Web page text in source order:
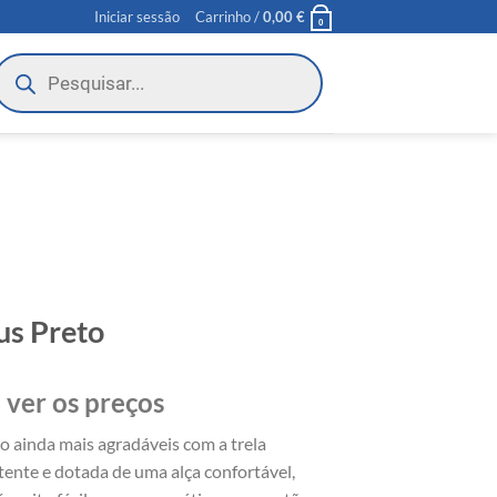
Iniciar sessão Carrinho /0,00€ 0
Products
Preto
os preços
ainda mais agradáveis com a trela
e dotada de uma alça confortável,